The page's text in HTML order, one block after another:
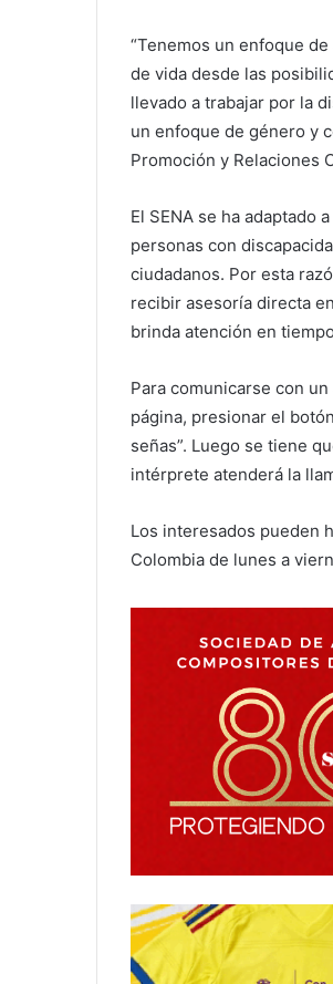
“Tenemos un enfoque
de vida desde las
llevado a trabajar por la
un enfoque de género y
Promoción y Relaciones
El SENA se ha adaptado
personas con
ciudadanos. Por esta
recibir asesoría directa
brinda atención en
Para comunicarse con
página, presionar el
señas”. Luego se tiene
intérprete atenderá la
Los interesados pueden
Colombia de lunes a